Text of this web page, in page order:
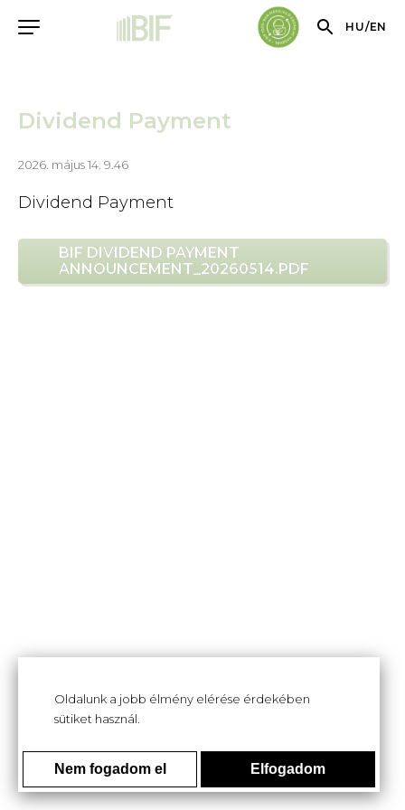
HU/EN
Dividend Payment
2026. május 14. 9.46
Dividend Payment
BIF DIVIDEND PAYMENT
ANNOUNCEMENT_20260514.PDF
Oldalunk a jobb élmény elérése érdekében
sütiket használ.
Nem fogadom el Elfogadom